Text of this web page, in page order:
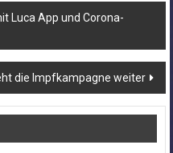
Luca App und Corona-
die Impfkampagne weiter